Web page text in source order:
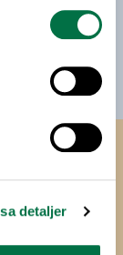
detaljer
dela eller
som helst